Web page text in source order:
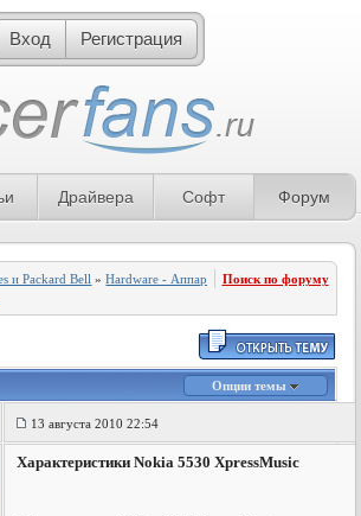
Вход Регистрация
Драйвера Софт Форум
и Packard Bell »Hardware - Аппаратное обеспечение»
Поиск по форуму
Опции темы
13 августа 2010 22:54
Характеристики Nokia 5530 XpressMusic